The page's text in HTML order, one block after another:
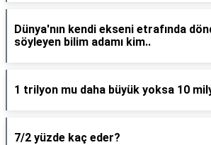
Dünya'nın kendi ekseni etrafında
söyleyen bilim adamı kim..
1 trilyon mu daha büyük yoksa 10
7/2 yüzde kaç eder?